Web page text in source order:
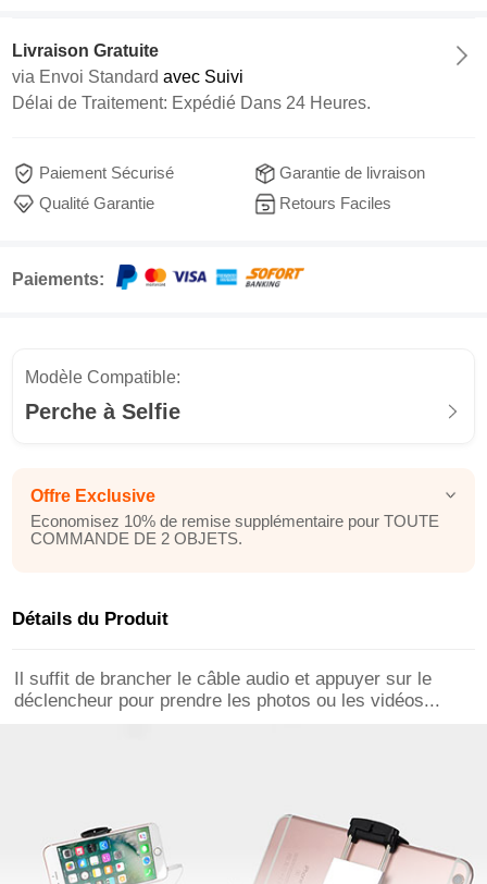
Livraison Gratuite
via Envoi Standard avec Suivi
Délai de Traitement: Expédié Dans 24 Heures.
Paiement Sécurisé
Garantie de livraison
Qualité Garantie
Retours Faciles
Paiements:
Modèle Compatible:
Perche à Selfie
Offre Exclusive
Economisez 10% de remise supplémentaire pour TOUTE
COMMANDE DE 2 OBJETS.
Détails du Produit
Il suffit de brancher le câble audio et appuyer sur le
déclencheur pour prendre les photos ou les vidéos...